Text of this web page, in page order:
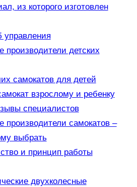
из которого изготовлен
детских
самокатов для детей
взрослому и ребенку
специалистов
самокатов –
выбрать
и принцип работы
двухколесные